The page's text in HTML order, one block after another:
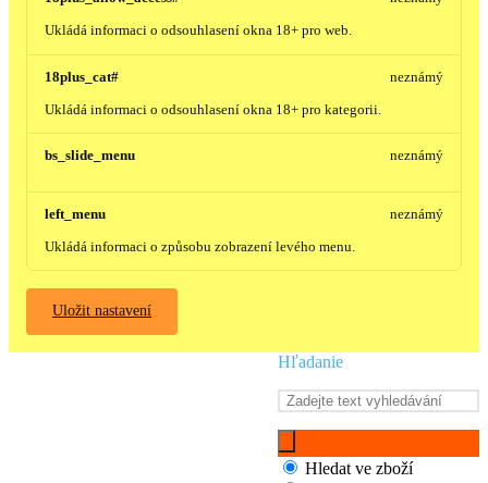
Ukládá informaci o odsouhlasení okna 18+ pro web.
18plus_cat#
Ukládá informaci o odsouhlasení okna 18+ pro kategorii.
neznámý
bs_slide_menu neznámý
left_menu
Ukládá informaci o způsobu zobrazení levého menu.
neznámý
Uložit nastavení
Hľadanie
Hledat ve zboží